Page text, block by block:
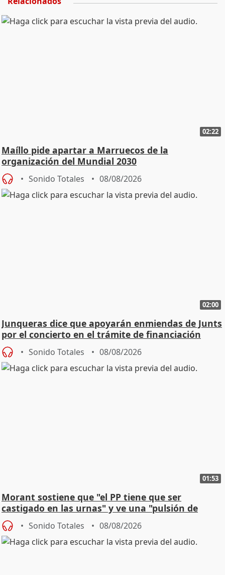
02:22
Maíllo pide apartar a Marruecos de la
organización del Mundial 2030
Sonido Totales 08/08/2026
02:00
Junqueras dice que apoyarán enmiendas de Junts
por el concierto en el trámite de financiación
Sonido Totales 08/08/2026
01:53
Morant sostiene que "el PP tiene que ser
castigado en las urnas" y ve una "pulsión de
cambio"
Sonido Totales 08/08/2026